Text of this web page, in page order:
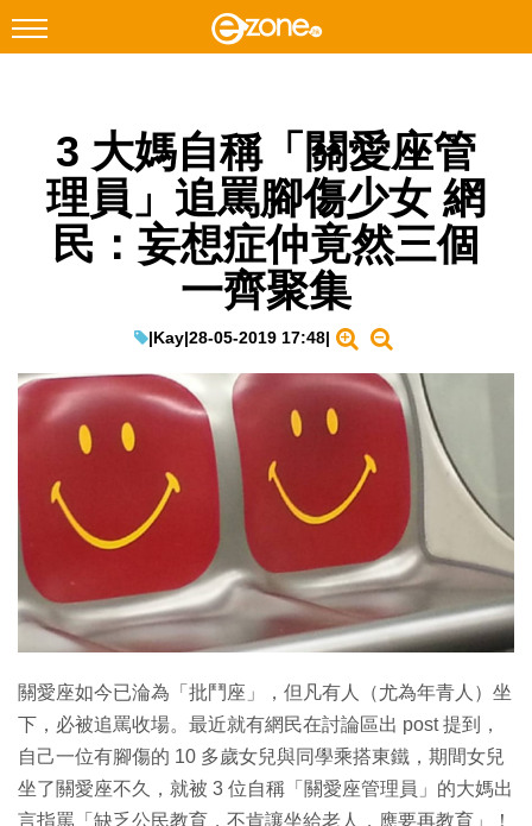
Facebook Instagram
科技焦點
網絡生活
EduTech
IT Times
生成式AI與雲端應用
Enterprise Digital Transformation
特集
3 大媽自稱「關愛座管
理員」追罵腳傷少女 網
民：妄想症仲竟然三個
一齊聚集
|Kay|28-05-2019 17:48|
關愛座如今已淪為「批鬥座」，但凡有人（尤為年青人）坐
下，必被追罵收場。最近就有網民在討論區出 post 提到，
自己一位有腳傷的 10 多歲女兒與同學乘搭東鐵，期間女兒
坐了關愛座不久，就被 3 位自稱「關愛座管理員」的大媽出
言指罵「缺乏公民教育，不肯讓坐給老人，應要再教育」！